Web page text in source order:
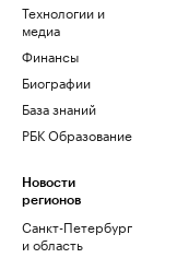
Технологии и
медиа
Финансы
Биографии
База знаний
РБК Образование
Новости
регионов
Санкт-Петербург
и область